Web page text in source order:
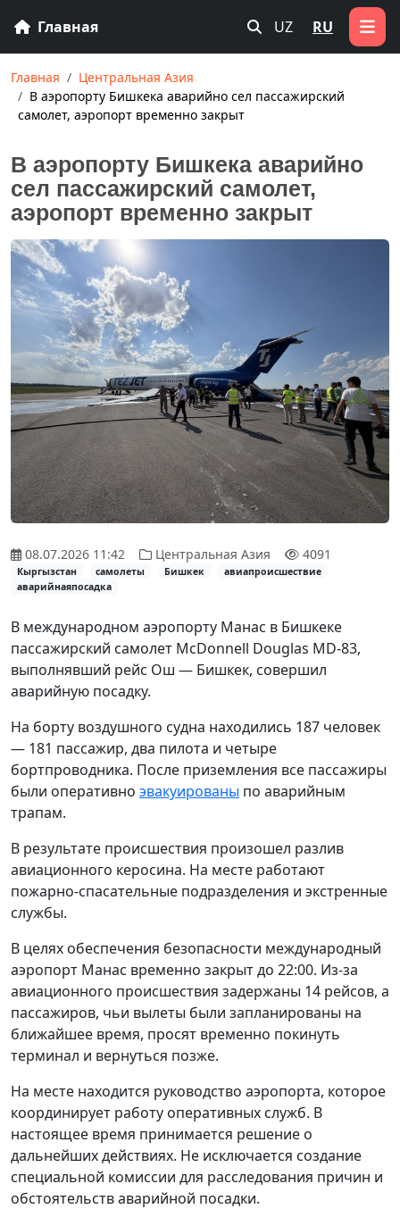
Главная UZ RU
Главная
Центральная Азия
В аэропорту Бишкека аварийно сел пассажирский
самолет, аэропорт временно закрыт
В аэропорту Бишкека аварийно
сел пассажирский самолет,
аэропорт временно закрыт
08.07.2026 11:42 Центральная Азия 4091
Кыргызстан самолеты Бишкек
авиапроисшествие
аварийнаяпосадка
В международном аэропорту Манас в Бишкеке
пассажирский самолет McDonnell Douglas MD-83,
выполнявший рейс Ош — Бишкек, совершил
аварийную посадку.
На борту воздушного судна находились 187 человек
— 181 пассажир, два пилота и четыре
бортпроводника. После приземления все пассажиры
были оперативно эвакуированы по аварийным
трапам.
В результате происшествия произошел разлив
авиационного керосина. На месте работают
пожарно-спасательные подразделения и экстренные
службы.
В целях обеспечения безопасности международный
аэропорт Манас временно закрыт до 22:00. Из-за
авиационного происшествия задержаны 14 рейсов, а
пассажиров, чьи вылеты были запланированы на
ближайшее время, просят временно покинуть
терминал и вернуться позже.
На месте находится руководство аэропорта, которое
координирует работу оперативных служб. В
настоящее время принимается решение о
дальнейших действиях. Не исключается создание
специальной комиссии для расследования причин и
обстоятельств аварийной посадки.